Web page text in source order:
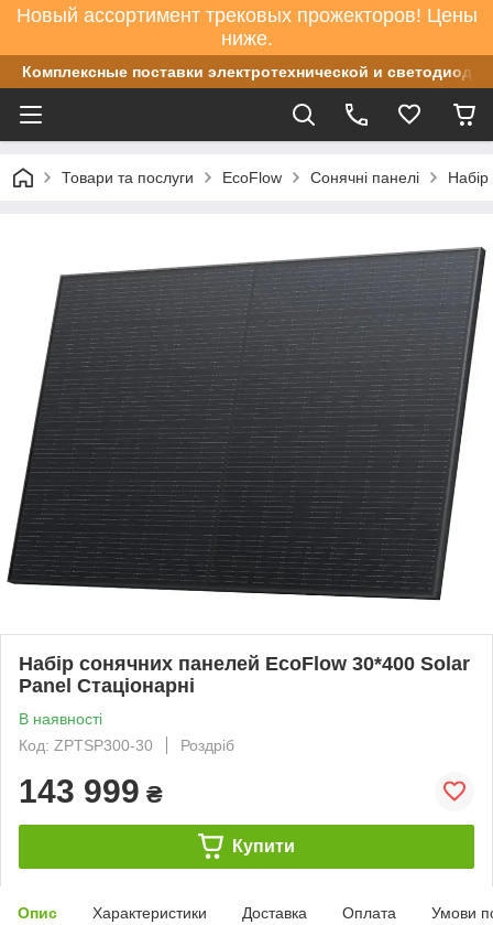
Новый ассортимент трековых прожекторов! Цены
ниже.
Комплексные поставки электротехнической и
Товари та послуги EcoFlow Сонячні панелі
Набір сонячних панелей EcoFlow 30*400 Solar
Panel Стаціонарні
В наявності
Код: ZPTSP300-30
Роздріб
143 999 ₴
Купити
Опис Характеристики Доставка Оплата Умови